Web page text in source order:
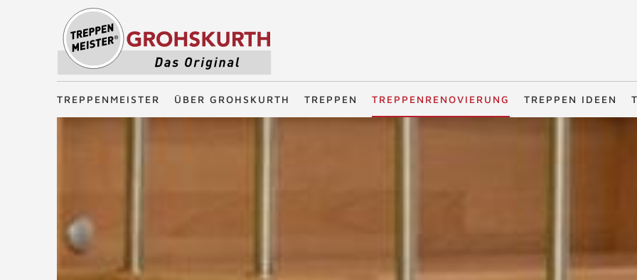
Treppenmeister - Das Original
TREPPENMEISTER ÜBER GROHSKURTH TREPPEN TREPPENRENOVIERUNG TREPPEN IDEEN